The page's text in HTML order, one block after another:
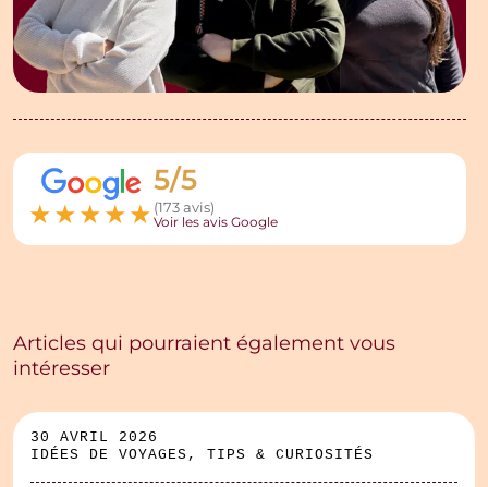
★★★★★
5/5
(173 avis)
Voir les avis Google
Articles qui pourraient également vous
intéresser
30 AVRIL 2026
IDÉES DE VOYAGES, TIPS & CURIOSITÉS